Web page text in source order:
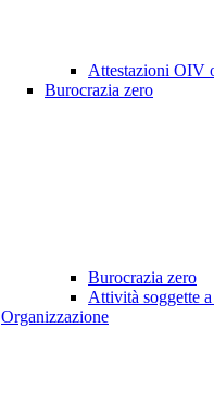
Attestazioni OIV
Burocrazia zero
Burocrazia zero
Attività soggette
Organizzazione